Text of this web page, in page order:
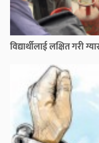
विद्यार्थीलाई लक्षित गरी